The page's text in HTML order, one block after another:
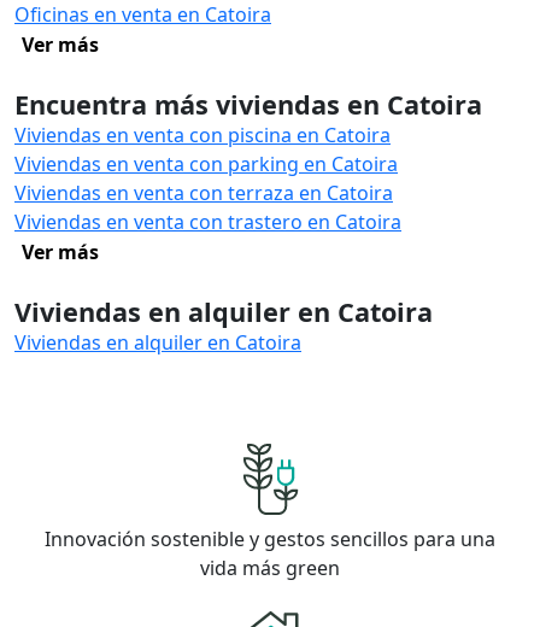
Oficinas en venta en Catoira
Ver más
Encuentra más viviendas en Catoira
Viviendas en venta con piscina en Catoira
Viviendas en venta con parking en Catoira
Viviendas en venta con terraza en Catoira
Viviendas en venta con trastero en Catoira
Ver más
Viviendas en alquiler en Catoira
Viviendas en alquiler en Catoira
Innovación sostenible y gestos sencillos para una
vida más green